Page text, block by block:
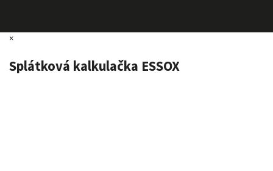
×
Splátková kalkulačka ESSOX